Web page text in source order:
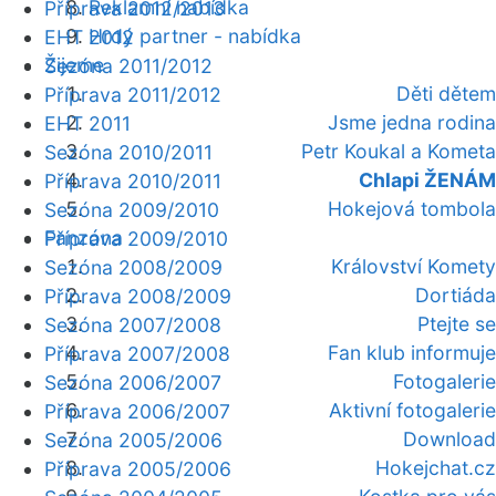
Reklamní nabídka
Hrdý partner - nabídka
Žijeme
Děti dětem
Jsme jedna rodina
Petr Koukal a Kometa
Chlapi ŽENÁM
Hokejová tombola
Fanzóna
Království Komety
Dortiáda
Ptejte se
Fan klub informuje
Fotogalerie
Aktivní fotogalerie
Download
Hokejchat.cz
Příprava 2012/2013
EHT 2012
Sezóna 2011/2012
Příprava 2011/2012
EHT 2011
Sezóna 2010/2011
Příprava 2010/2011
Sezóna 2009/2010
Příprava 2009/2010
Sezóna 2008/2009
Příprava 2008/2009
Sezóna 2007/2008
Příprava 2007/2008
Sezóna 2006/2007
Příprava 2006/2007
Sezóna 2005/2006
Příprava 2005/2006